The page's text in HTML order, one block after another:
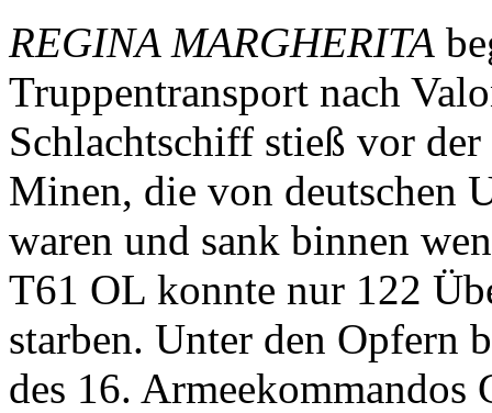
REGINA MARGHERITA
Truppentransport nach
Schlachtschiff stieß vor
Minen, die von deutschen
waren und sank binnen
T61 OL konnte nur 122
starben. Unter den Opfern
des 16.